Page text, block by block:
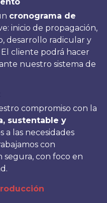
cronograma de
inicio de propagación,
desarrollo radicular y
cliente podrá hacer
nuestro sistema de
compromiso con la
sustentable y
a las necesidades
con
con foco en